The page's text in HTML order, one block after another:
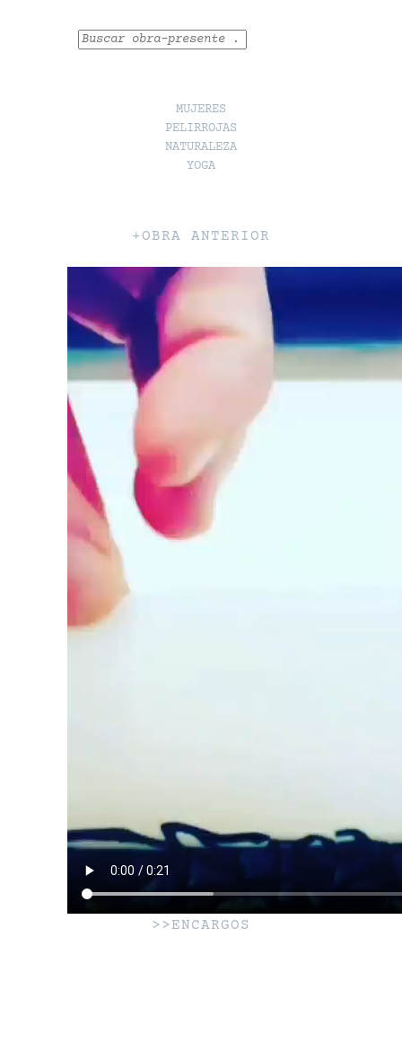
MUJERES
PELIRROJAS
NATURALEZA
YOGA
+OBRA ANTERIOR
>>ENCARGOS